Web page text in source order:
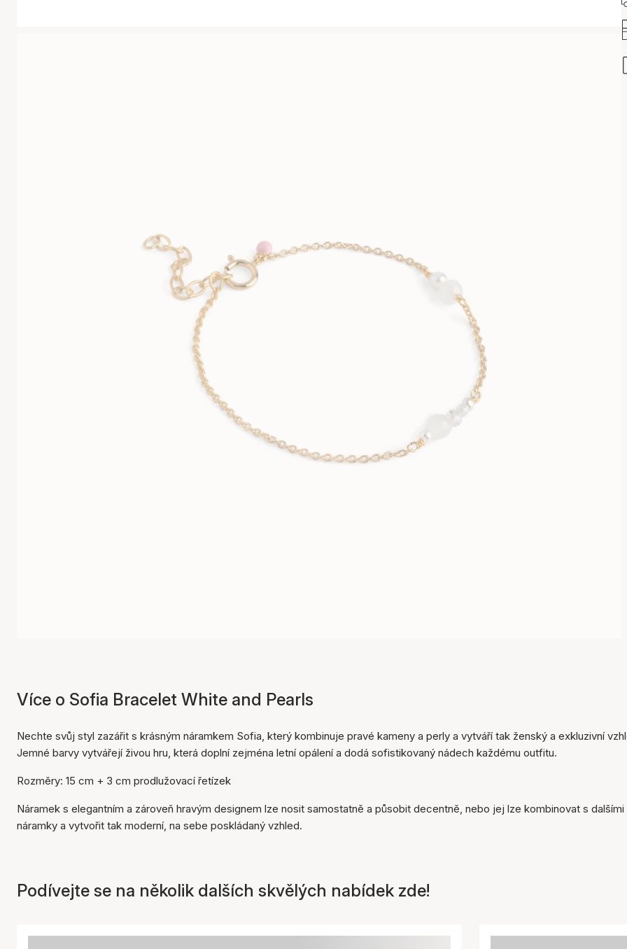
Položka byla přidána do
košíku
Více o Sofia Bracelet White and Pearls
Nechte svůj styl zazářit s krásným náramkem Sofia, který kombinuje pravé kameny a perly a vytváří tak ženský a exkluzivní
Jemné barvy vytvářejí živou hru, která doplní zejména letní opálení a dodá sofistikovaný nádech každému outfitu.
Rozměry: 15 cm + 3 cm prodlužovací řetízek
Náramek s elegantním a zároveň hravým designem lze nosit samostatně a působit decentně, nebo jej lze kombinovat s dalšími
náramky a vytvořit tak moderní, na sebe poskládaný vzhled.
Podívejte se na několik dalších skvělých nabídek zde!